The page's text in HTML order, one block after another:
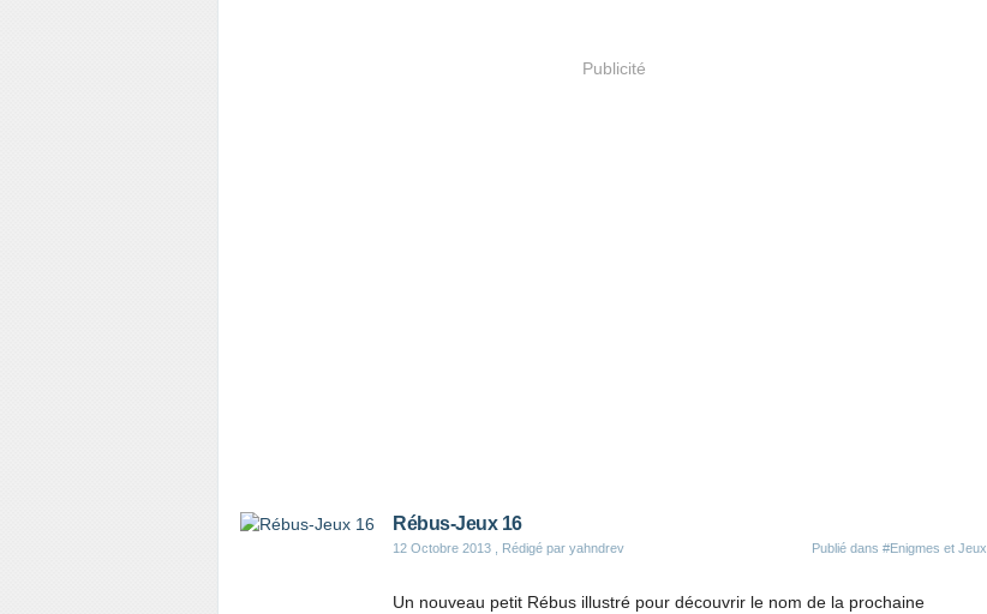
Publicité
Rébus-Jeux 16
12 Octobre 2013 , Rédigé par yahndrev Publié dans #Enigmes et Jeux
Un nouveau petit Rébus illustré pour découvrir le nom de la prochaine